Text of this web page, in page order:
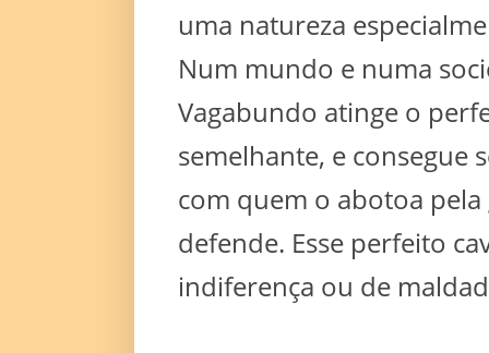
uma natureza
Num mundo e numa
Vagabundo atinge o
semelhante, e consegue
com quem o abotoa
defende. Esse perfeito
indiferença ou de